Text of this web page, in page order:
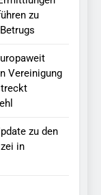
zu
Vereinigung
zu den
in